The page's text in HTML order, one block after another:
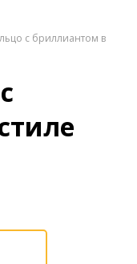
с бриллиантом в